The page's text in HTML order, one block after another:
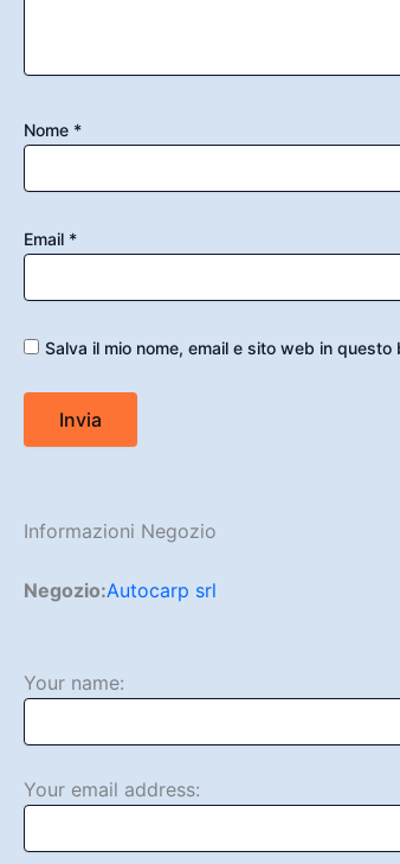
Nome *
Email *
Salva il mio nome, email e sito web in
Informazioni Negozio
Negozio:Autocarp srl
Your name:
Your email address: